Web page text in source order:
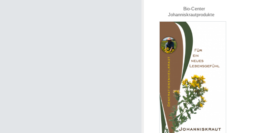
Bio-Center
Johanniskrautprodukte